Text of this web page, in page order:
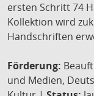
ersten Schritt 74
Kollektion wird
Handschriften
Förderung:
und Medien,